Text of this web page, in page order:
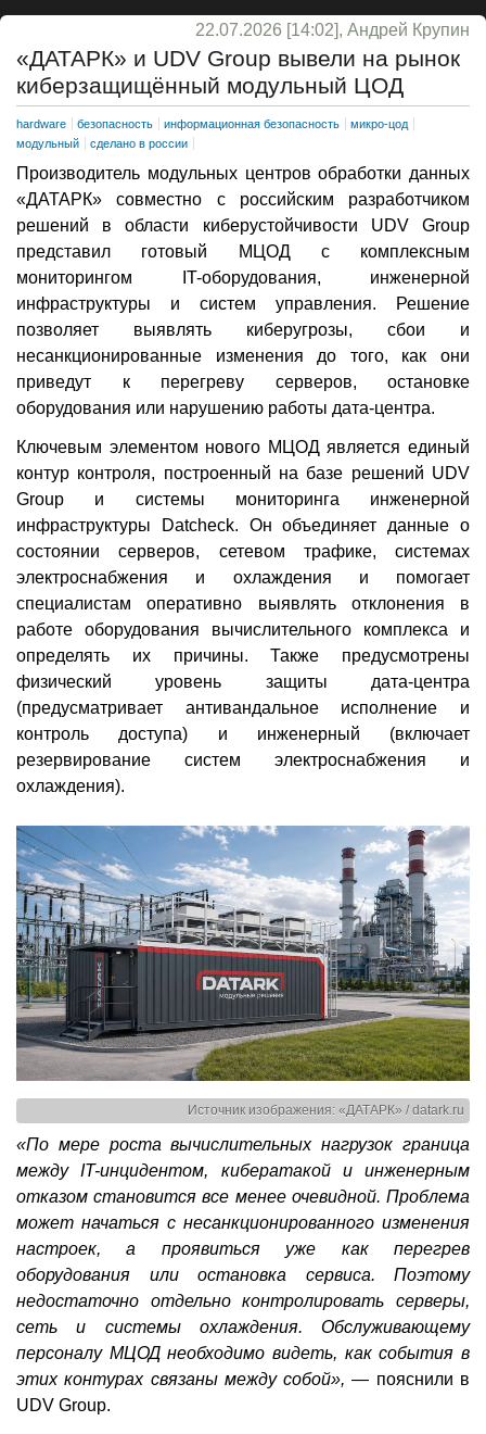
22.07.2026 [14:02], Андрей Крупин
«ДАТАРК» и UDV Group вывели на рынок
киберзащищённый модульный ЦОД
hardware безопасность информационная безопасность
микро-цод
модульный
сделано в россии
Производитель модульных центров обработки данных
«ДАТАРК» совместно с российским разработчиком
решений в области киберустойчивости UDV Group
представил готовый МЦОД с комплексным
мониторингом IT-оборудования, инженерной
инфраструктуры и систем управления. Решение
позволяет выявлять киберугрозы, сбои и
несанкционированные изменения до того, как они
приведут к перегреву серверов, остановке
оборудования или нарушению работы дата-центра.
Ключевым элементом нового МЦОД является единый
контур контроля, построенный на базе решений UDV
Group и системы мониторинга инженерной
инфраструктуры Datcheck. Он объединяет данные о
состоянии серверов, сетевом трафике, системах
электроснабжения и охлаждения и помогает
специалистам оперативно выявлять отклонения в
работе оборудования вычислительного комплекса и
определять их причины. Также предусмотрены
физический уровень защиты дата-центра
(предусматривает антивандальное исполнение и
контроль доступа) и инженерный (включает
резервирование систем электроснабжения и
охлаждения).
Источник изображения: «ДАТАРК» / datark.ru
«По мере роста вычислительных нагрузок граница
между IT-инцидентом, кибератакой и инженерным
отказом становится все менее очевидной. Проблема
может начаться с несанкционированного изменения
настроек, а проявиться уже как перегрев
оборудования или остановка сервиса. Поэтому
недостаточно отдельно контролировать серверы,
сеть и системы охлаждения. Обслуживающему
персоналу МЦОД необходимо видеть, как события в
этих контурах связаны между собой», — пояснили в
UDV Group.